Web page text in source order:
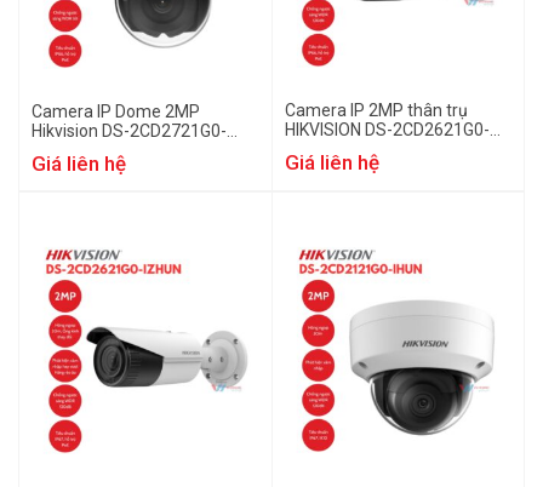
Camera IP Dome 2MP
Hikvision DS-2CD2721G0-
Giá liên hệ
Camera IP 2MP thân trụ
HIKVISION DS-2CD2621G0-
Giá liên hệ